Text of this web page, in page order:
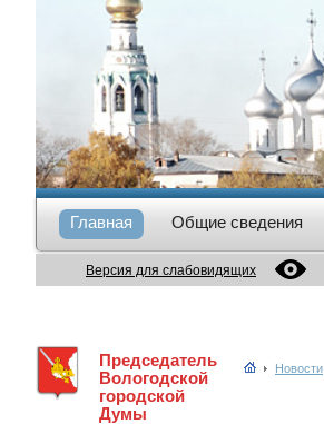
Главная Общие сведения
Версия для слабовидящих
Председатель
Вологодской
городской
Думы
Новости